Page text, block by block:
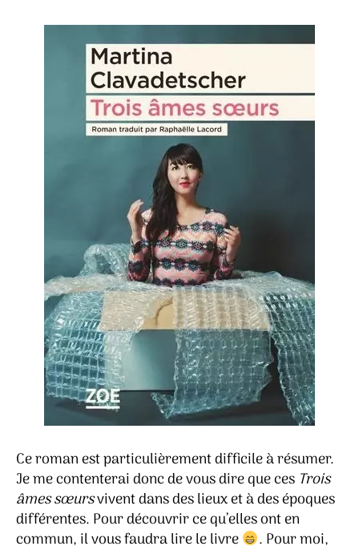
Ce roman est particulièrement difficile à résumer.
Je me contenterai donc de vous dire que ces Trois
âmes sœursvivent dans des lieux et à des époques
différentes. Pour découvrir ce qu’elles ont en
commun, il vous faudra lire le livre
. Pour moi,